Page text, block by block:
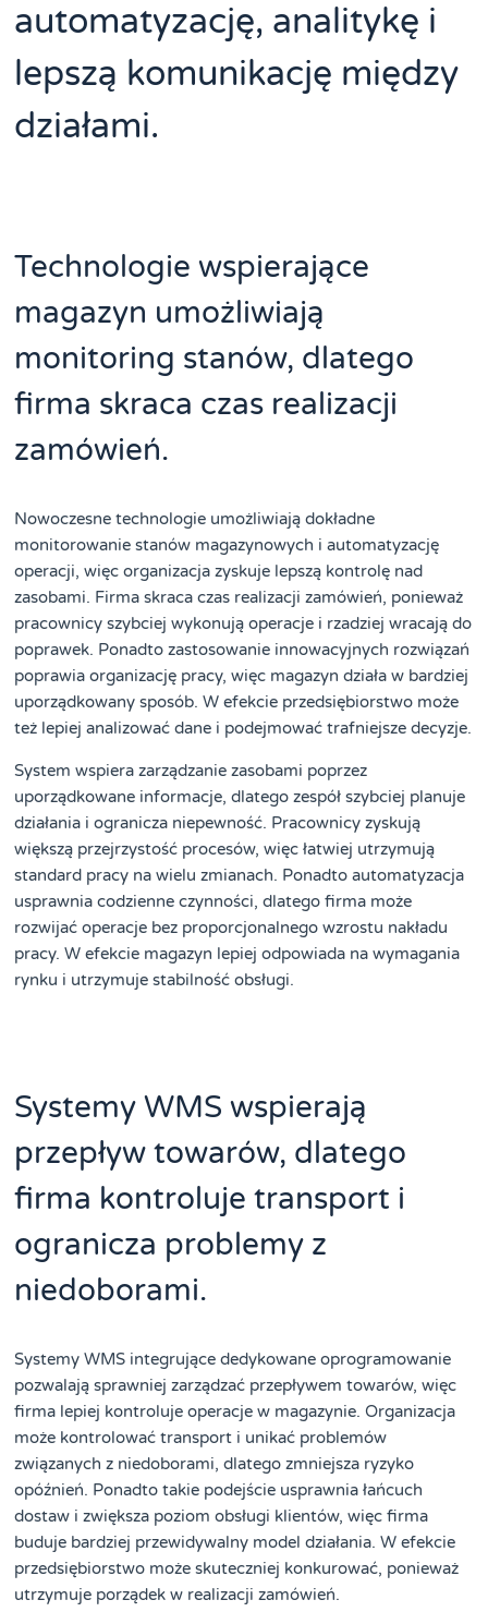
automatyzację, analitykę i
lepszą komunikację między
działami.
Technologie wspierające
magazyn umożliwiają
monitoring stanów, dlatego
firma skraca czas realizacji
zamówień.
Nowoczesne technologie umożliwiają dokładne
monitorowanie stanów magazynowych i automatyzację
operacji, więc organizacja zyskuje lepszą kontrolę nad
zasobami. Firma skraca czas realizacji zamówień, ponieważ
pracownicy szybciej wykonują operacje i rzadziej wracają do
poprawek. Ponadto zastosowanie innowacyjnych rozwiązań
poprawia organizację pracy, więc magazyn działa w bardziej
uporządkowany sposób. W efekcie przedsiębiorstwo może
też lepiej analizować dane i podejmować trafniejsze decyzje.
System wspiera zarządzanie zasobami poprzez
uporządkowane informacje, dlatego zespół szybciej planuje
działania i ogranicza niepewność. Pracownicy zyskują
większą przejrzystość procesów, więc łatwiej utrzymują
standard pracy na wielu zmianach. Ponadto automatyzacja
usprawnia codzienne czynności, dlatego firma może
rozwijać operacje bez proporcjonalnego wzrostu nakładu
pracy. W efekcie magazyn lepiej odpowiada na wymagania
rynku i utrzymuje stabilność obsługi.
Systemy WMS wspierają
przepływ towarów, dlatego
firma kontroluje transport i
ogranicza problemy z
niedoborami.
Systemy WMS integrujące dedykowane oprogramowanie
pozwalają sprawniej zarządzać przepływem towarów, więc
firma lepiej kontroluje operacje w magazynie. Organizacja
może kontrolować transport i unikać problemów
związanych z niedoborami, dlatego zmniejsza ryzyko
opóźnień. Ponadto takie podejście usprawnia łańcuch
dostaw i zwiększa poziom obsługi klientów, więc firma
buduje bardziej przewidywalny model działania. W efekcie
przedsiębiorstwo może skuteczniej konkurować, ponieważ
utrzymuje porządek w realizacji zamówień.